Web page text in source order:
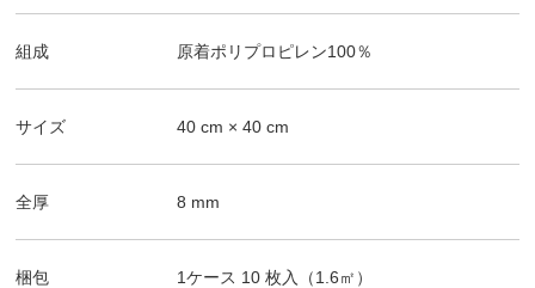
組成 原着ポリプロピレン100％
サイズ 40 cm ×40 cm
全厚 8 mm
梱包 1ケース 10 枚入（1.6㎡）